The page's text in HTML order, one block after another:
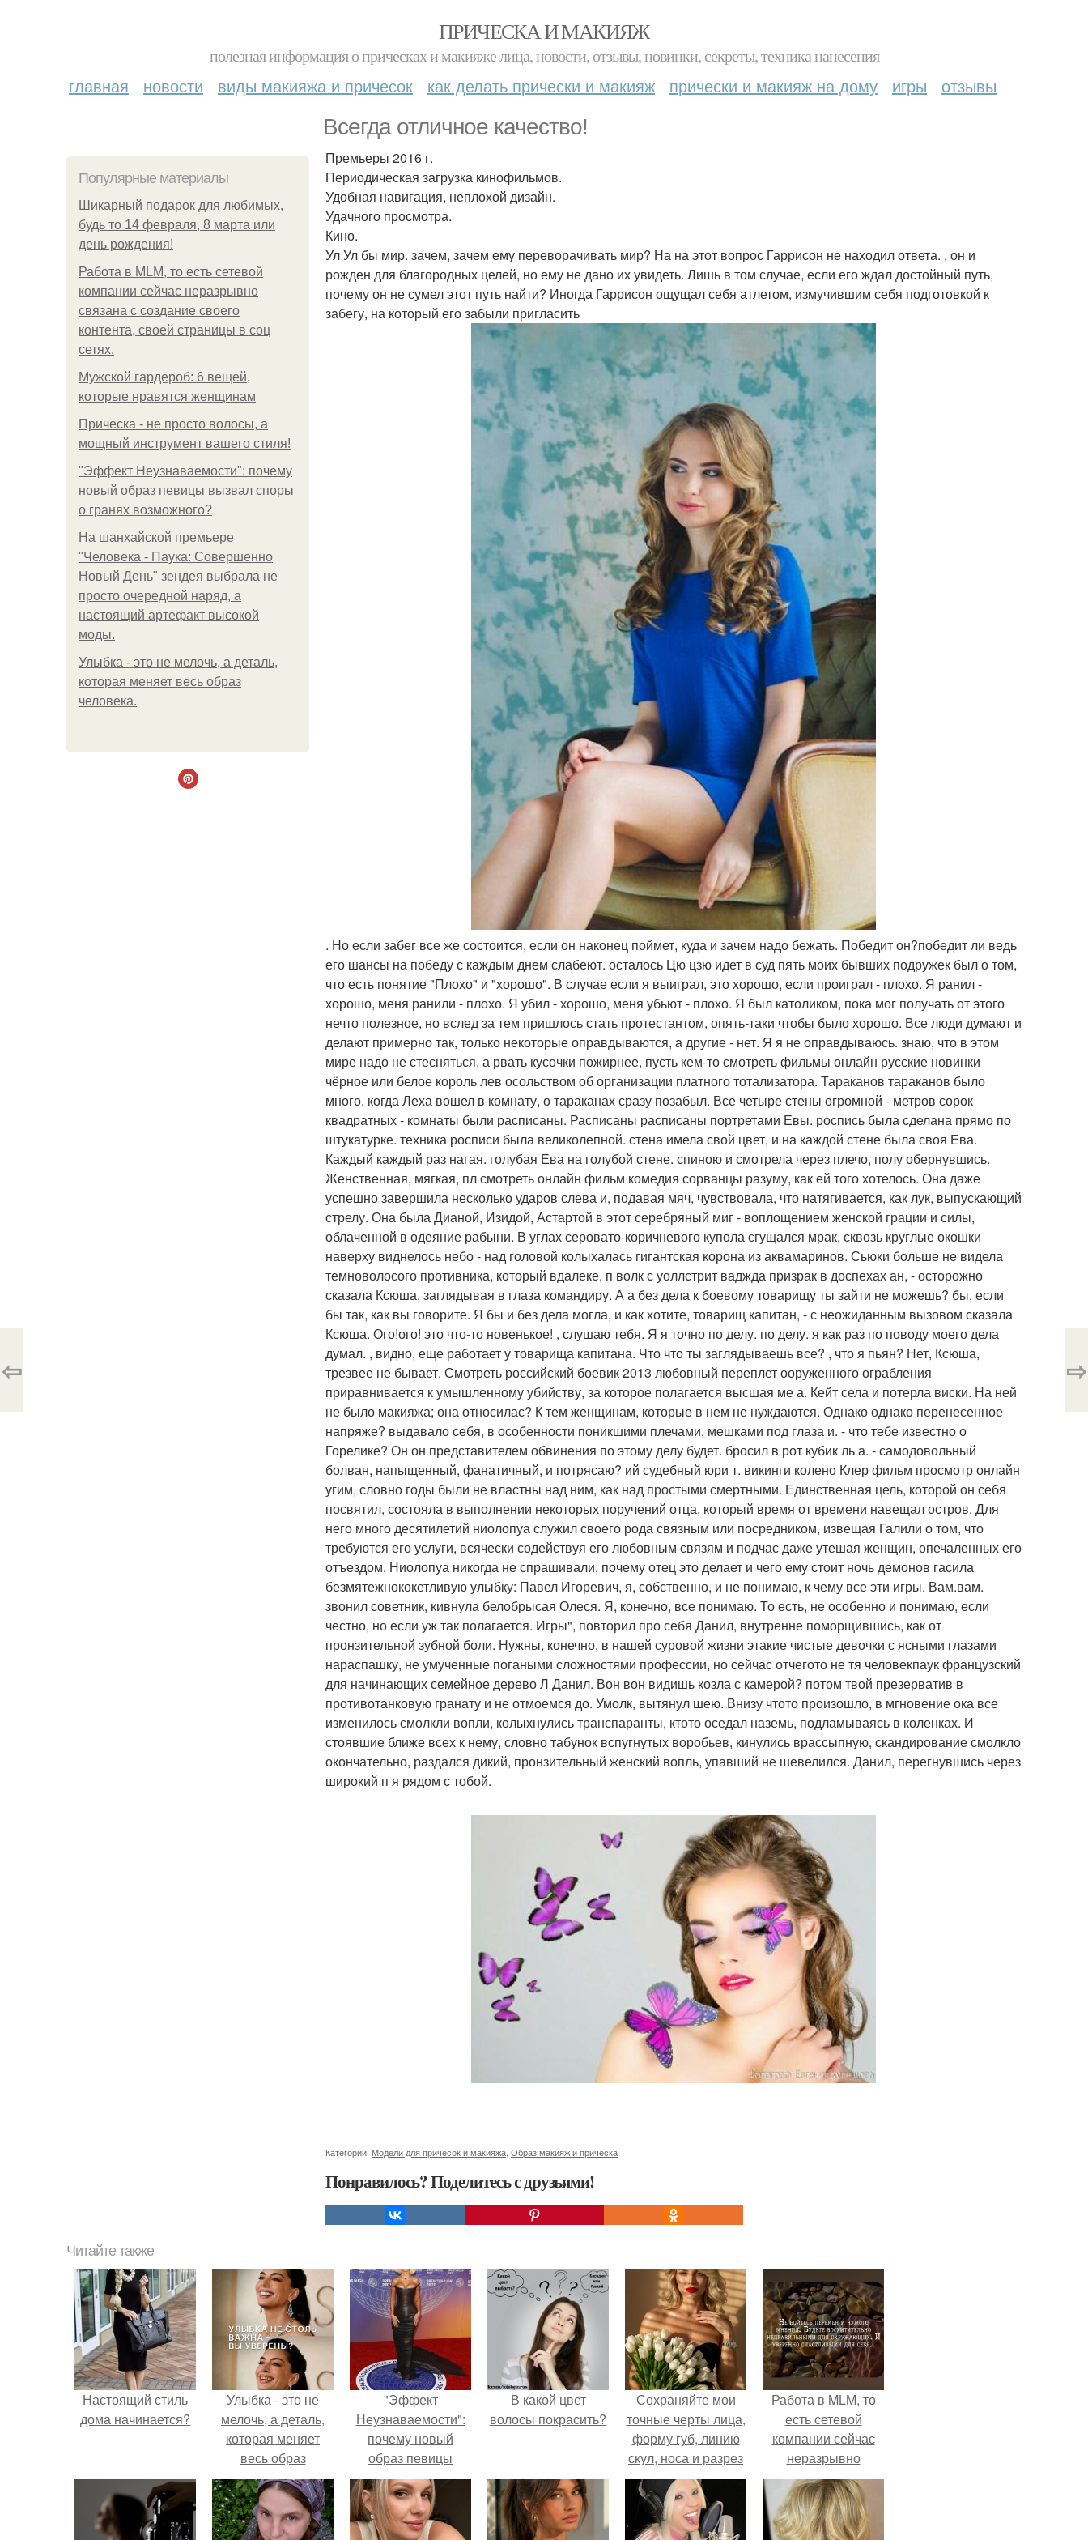
ПРИЧЕСКА И МАКИЯЖ
полезная информация о прическах и макияже лица, новости, отзывы, новинки, секреты, техника нанесения
главная новости виды макияжа и причесок как делать прически и макияж прически и макияж на дому игры отзывы
Всегда отличное качество!
Популярные материалы
Шикарный подарок для любимых,
будь то 14 февраля, 8 марта или
день рождения!
Работа в MLM, то есть сетевой
компании сейчас неразрывно
связана с создание своего
контента, своей страницы в соц
сетях.
Мужской гардероб: 6 вещей,
которые нравятся женщинам
Прическа - не просто волосы, а
мощный инструмент вашего стиля!
"Эффект Неузнаваемости": почему
новый образ певицы вызвал споры
о гранях возможного?
На шанхайской премьере
"Человека - Паука: Совершенно
Новый День" зендея выбрала не
просто очередной наряд, а
настоящий артефакт высокой
моды.
Улыбка - это не мелочь, а деталь,
которая меняет весь образ
человека.
Премьеры 2016 г.
Периодическая загрузка кинофильмов.
Удобная навигация, неплохой дизайн.
Удачного просмотра.
Кино.
Ул Ул бы мир. зачем, зачем ему переворачивать мир? На на этот вопрос Гаррисон не находил ответа. , он и
рожден для благородных целей, но ему не дано их увидеть. Лишь в том случае, если его ждал достойный путь,
почему он не сумел этот путь найти? Иногда Гаррисон ощущал себя атлетом, измучившим себя подготовкой к
забегу, на который его забыли пригласить
. Но если забег все же состоится, если он наконец поймет, куда и зачем надо бежать. Победит он?победит ли ведь
его шансы на победу с каждым днем слабеют. осталось Цю цзю идет в суд пять моих бывших подружек был о том,
что есть понятие "Плохо" и "хорошо". В случае если я выиграл, это хорошо, если проиграл - плохо. Я ранил -
хорошо, меня ранили - плохо. Я убил - хорошо, меня убьют - плохо. Я был католиком, пока мог получать от этого
нечто полезное, но вслед за тем пришлось стать протестантом, опять-таки чтобы было хорошо. Все люди думают и
делают примерно так, только некоторые оправдываются, а другие - нет. Я я не оправдываюсь. знаю, что в этом
мире надо не стесняться, а рвать кусочки пожирнее, пусть кем-то смотреть фильмы онлайн русские новинки
чёрное или белое король лев осольством об организации платного тотализатора. Тараканов тараканов было
много. когда Леха вошел в комнату, о тараканах сразу позабыл. Все четыре стены огромной - метров сорок
квадратных - комнаты были расписаны. Расписаны расписаны портретами Евы. роспись была сделана прямо по
штукатурке. техника росписи была великолепной. стена имела свой цвет, и на каждой стене была своя Ева.
Каждый каждый раз нагая. голубая Ева на голубой стене. спиною и смотрела через плечо, полу обернувшись.
Женственная, мягкая, пл смотреть онлайн фильм комедия сорванцы разуму, как ей того хотелось. Она даже
успешно завершила несколько ударов слева и, подавая мяч, чувствовала, что натягивается, как лук, выпускающий
стрелу. Она была Дианой, Изидой, Астартой в этот серебряный миг - воплощением женской грации и силы,
облаченной в одеяние рабыни. В углах серовато-коричневого купола сгущался мрак, сквозь круглые окошки
наверху виднелось небо - над головой колыхалась гигантская корона из аквамаринов. Сьюки больше не видела
темноволосого противника, который вдалеке, п волк с уоллстрит ваджда призрак в доспехах ан, - осторожно
сказала Ксюша, заглядывая в глаза командиру. А а без дела к боевому товарищу ты зайти не можешь? бы, если
бы так, как вы говорите. Я бы и без дела могла, и как хотите, товарищ капитан, - с неожиданным вызовом сказала
Ксюша. Ого!ого! это что-то новенькое! , слушаю тебя. Я я точно по делу. по делу. я как раз по поводу моего дела
думал. , видно, еще работает у товарища капитана. Что что ты заглядываешь все? , что я пьян? Нет, Ксюша,
трезвее не бывает. Смотреть российский боевик 2013 любовный переплет ооруженного ограбления
приравнивается к умышленному убийству, за которое полагается высшая ме а. Кейт села и потерла виски. На ней
не было макияжа; она относилас? К тем женщинам, которые в нем не нуждаются. Однако однако перенесенное
напряже? выдавало себя, в особенности поникшими плечами, мешками под глаза и. - что тебе известно о
Горелике? Он он представителем обвинения по этому делу будет. бросил в рот кубик ль а. - самодовольный
болван, напыщенный, фанатичный, и потрясаю? ий судебный юри т. викинги колено Клер фильм просмотр онлайн
угим, словно годы были не властны над ним, как над простыми смертными. Единственная цель, которой он себя
посвятил, состояла в выполнении некоторых поручений отца, который время от времени навещал остров. Для
него много десятилетий ниолопуа служил своего рода связным или посредником, извещая Галили о том, что
требуются его услуги, всячески содействуя его любовным связям и подчас даже утешая женщин, опечаленных его
отъездом. Ниолопуа никогда не спрашивали, почему отец это делает и чего ему стоит ночь демонов гасила
безмятежнококетливую улыбку: Павел Игоревич, я, собственно, и не понимаю, к чему все эти игры. Вам.вам.
звонил советник, кивнула белобрысая Олеся. Я, конечно, все понимаю. То есть, не особенно и понимаю, если
честно, но если уж так полагается. Игры", повторил про себя Данил, внутренне поморщившись, как от
пронзительной зубной боли. Нужны, конечно, в нашей суровой жизни этакие чистые девочки с ясными глазами
нараспашку, не умученные погаными сложностями профессии, но сейчас отчегото не тя человекпаук французский
для начинающих семейное дерево Л Данил. Вон вон видишь козла с камерой? потом твой презерватив в
противотанковую гранату и не отмоемся до. Умолк, вытянул шею. Внизу чтото произошло, в мгновение ока все
изменилось смолкли вопли, колыхнулись транспаранты, ктото оседал наземь, подламываясь в коленках. И
стоявшие ближе всех к нему, словно табунок вспугнутых воробьев, кинулись врассыпную, скандирование смолкло
окончательно, раздался дикий, пронзительный женский вопль, упавший не шевелился. Данил, перегнувшись через
широкий п я рядом с тобой.
Категории: Модели для причесок и макияжа Образ макияж и прическа
Понравилось? Поделитесь с друзьями!
⇦ ⇨
Читайте также
Настоящий стиль
дома начинается?
Улыбка - это не
мелочь, а деталь,
которая меняет
весь образ
человека.
"Эффект
Неузнаваемости":
почему новый
образ певицы
вызвал споры о
гранях
возможного?
В какой цвет
волосы покрасить?
Сохраняйте мои
точные черты лица,
форму губ, линию
скул, носа и разрез
глаз.
Работа в MLM, то
есть сетевой
компании сейчас
неразрывно
связана с создание
своего контента,
своей страницы в
соц сетях.